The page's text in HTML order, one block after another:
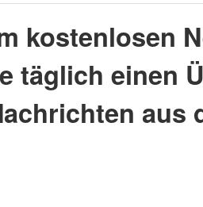
kostenlosen
täglich einen
aus